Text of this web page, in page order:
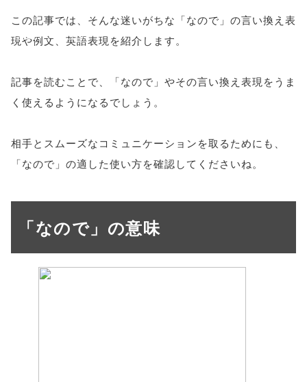
false;"> シェア
この記事では、そんな迷いがちな「なので」の言い換え表
現や例文、英語表現を紹介します。
記事を読むことで、「なので」やその言い換え表現をうま
く使えるようになるでしょう。
相手とスムーズなコミュニケーションを取るためにも、
「なので」の適した使い方を確認してくださいね。
「なので」の意味